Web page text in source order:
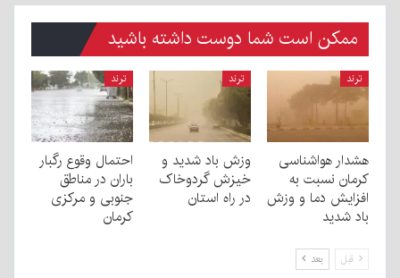
ممکن است شما دوست داشته باشید
ترند
هشدار هواشناسی
کرمان نسبت به
افزایش دما و وزش
باد شدید
ترند
وزش باد شدید و
خیزش گردوخاک
در راه استان
ترند
احتمال وقوع رگبار
باران در مناطق
جنوبی و مرکزی
کرمان
قبل بعد